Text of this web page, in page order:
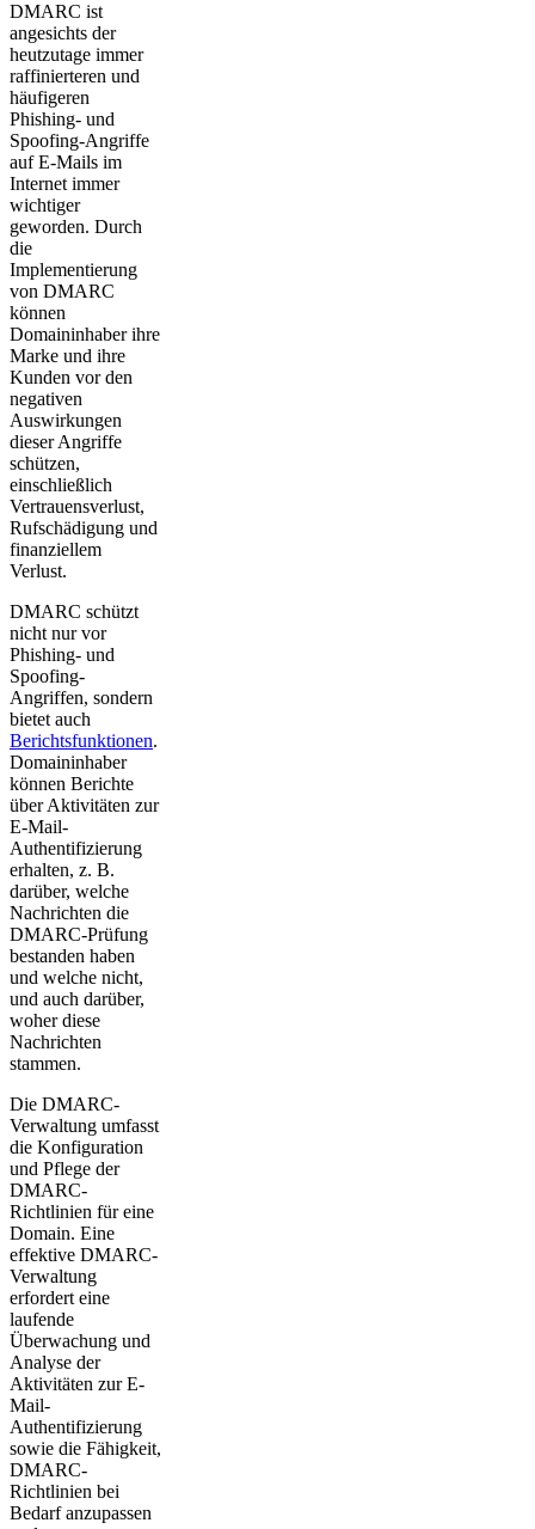
DMARC ist
angesichts der
heutzutage immer
raffinierteren und
häufigeren
Phishing- und
Spoofing-Angriffe
auf E-Mails im
Internet immer
wichtiger
geworden. Durch
die
Implementierung
von DMARC
können
Domaininhaber ihre
Marke und ihre
Kunden vor den
negativen
Auswirkungen
dieser Angriffe
schützen,
einschließlich
Vertrauensverlust,
Rufschädigung und
finanziellem
Verlust.
DMARC schützt
nicht nur vor
Phishing- und
Spoofing-
Angriffen, sondern
bietet auch
Berichtsfunktionen.
Domaininhaber
können Berichte
über Aktivitäten zur
E-Mail-
Authentifizierung
erhalten, z. B.
darüber, welche
Nachrichten die
DMARC-Prüfung
bestanden haben
und welche nicht,
und auch darüber,
woher diese
Nachrichten
stammen.
Die DMARC-
Verwaltung umfasst
die Konfiguration
und Pflege der
DMARC-
Richtlinien für eine
Domain. Eine
effektive DMARC-
Verwaltung
erfordert eine
laufende
Überwachung und
Analyse der
Aktivitäten zur E-
Mail-
Authentifizierung
sowie die Fähigkeit,
DMARC-
Richtlinien bei
Bedarf anzupassen